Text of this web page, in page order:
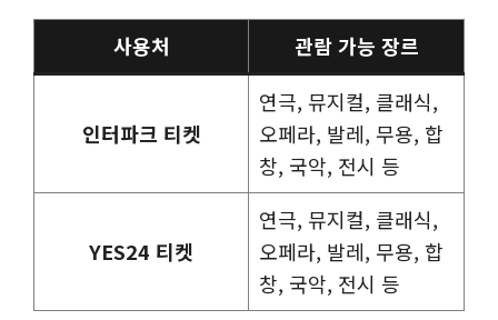
사용처 관람 가능 장르
인터파크 티켓
연극, 뮤지컬, 클래식,
오페라, 발레, 무용, 합
창, 국악, 전시 등
YES24 티켓
연극, 뮤지컬, 클래식,
오페라, 발레, 무용, 합
창, 국악, 전시 등